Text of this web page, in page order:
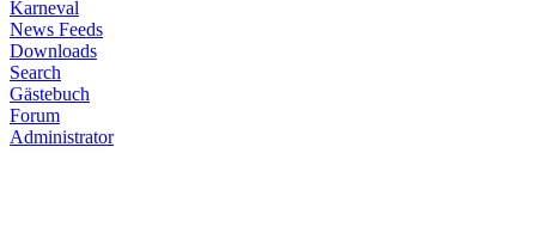
Karneval
News Feeds
Downloads
Search
Gästebuch
Forum
Administrator